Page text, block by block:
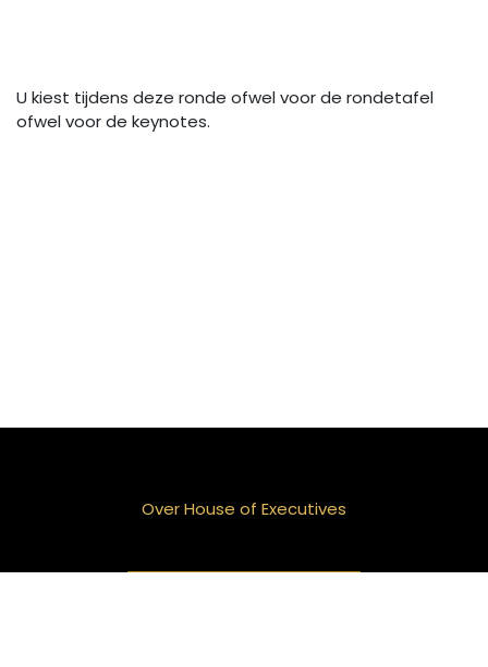
U kiest tijdens deze ronde ofwel voor de rondetafel
ofwel voor de keynotes.
Over House of Executives